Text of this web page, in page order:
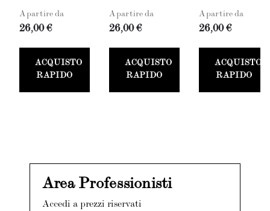
A partire da
26,00 €
ACQUISTO
RAPIDO
A partire da
26,00 €
ACQUISTO
RAPIDO
A partire da
26,00 €
ACQUISTO
RAPIDO
Area Professionisti
Accedi a prezzi riservati